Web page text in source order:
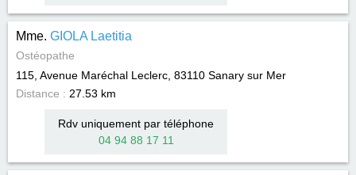
Mme. GIOLA Laetitia
Ostéopathe
115, Avenue Maréchal Leclerc, 83110 Sanary sur Mer
Distance : 27.53 km
Rdv uniquement par téléphone
04 94 88 17 11